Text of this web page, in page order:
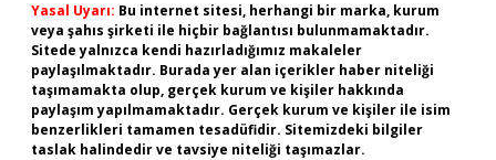
Yasal Uyarı: Bu internet sitesi, herhangi bir marka, kurum
veya şahıs şirketi ile hiçbir bağlantısı bulunmamaktadır.
Sitede yalnızca kendi hazırladığımız makaleler
paylaşılmaktadır. Burada yer alan içerikler haber niteliği
taşımamakta olup, gerçek kurum ve kişiler hakkında
paylaşım yapılmamaktadır. Gerçek kurum ve kişiler ile isim
benzerlikleri tamamen tesadüfidir. Sitemizdeki bilgiler
taslak halindedir ve tavsiye niteliği taşımazlar.